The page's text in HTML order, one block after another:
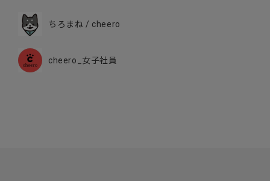
ちろまね / cheero
cheero_女子社員